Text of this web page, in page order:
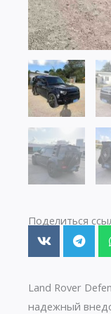
Поделиться
Land Rover
надежный